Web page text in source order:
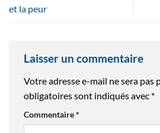
et la peur
Laisser un commentaire
Votre adresse e-mail ne sera pas
obligatoires sont indiqués avec *
Commentaire*